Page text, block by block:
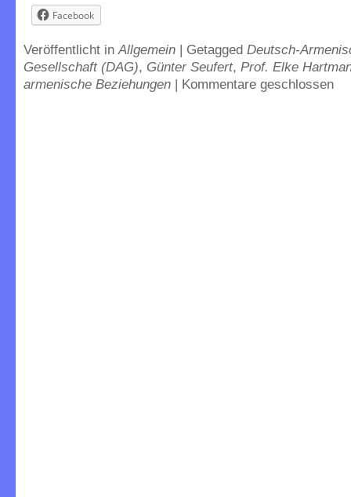
Facebook
Veröffentlicht in Allgemein | Getagged Deutsch-
Gesellschaft (DAG), Günter Seufert, Prof. Elke
armenische Beziehungen | Kommentare geschlossen